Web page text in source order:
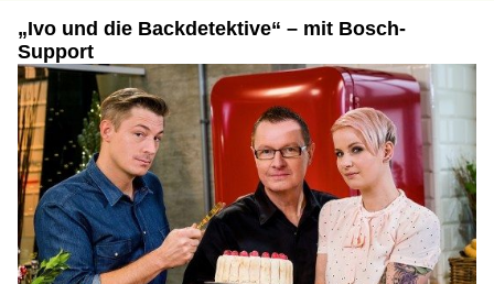
„Ivo und die Backdetektive“ – mit Bosch-
Support